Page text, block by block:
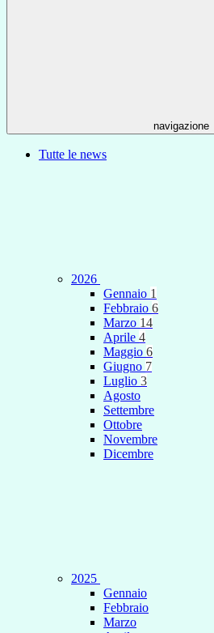
navigazione
Tutte le news
2026
Gennaio 1
Febbraio 6
Marzo 14
Aprile 4
Maggio 6
Giugno 7
Luglio 3
Agosto
Settembre
Ottobre
Novembre
Dicembre
2025
Gennaio
Febbraio
Marzo